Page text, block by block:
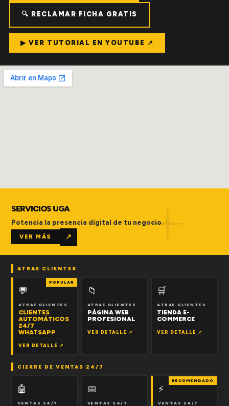
🔍 RECLAMAR FICHA GRATIS
▶ VER TUTORIAL EN YOUTUBE ↗
SERVICIOS UGA
Potencia la presencia digital de tu negocio
VER MÁS ↗
ATRAE CLIENTES
POPULAR
💬
ATRAE CLIENTES
CLIENTES
AUTOMÁTICOS
24/7
WHATSAPP
VER DETALLE ↗
📁
ATRAE CLIENTES
PÁGINA WEB
PROFESIONAL
VER DETALLE ↗
🛒
ATRAE CLIENTES
TIENDA E-
COMMERCE
VER DETALLE ↗
CIERRE DE VENTAS 24/7
🤖
VENTAS 24/7
📅
VENTAS 24/7
RECOMENDADO
⚡
VENTAS 24/7